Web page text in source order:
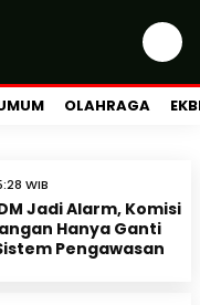
OLAHRAGA
WIB
Jadi Alarm, Komisi
Hanya Ganti
Pengawasan